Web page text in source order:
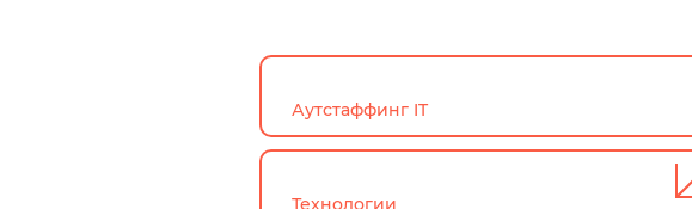
Аутстаффинг IT
Технологии